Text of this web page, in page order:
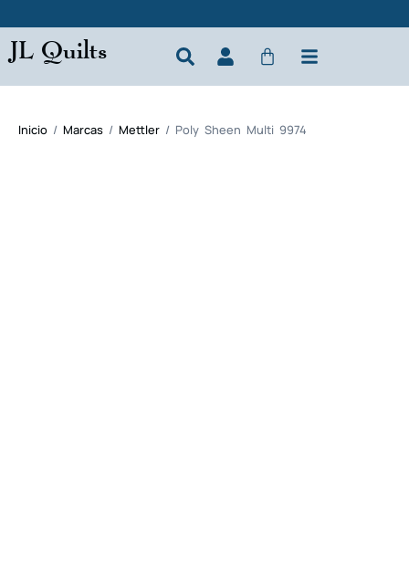
JL Quilts
Inicio / Marcas / Mettler / Poly Sheen Multi 9974